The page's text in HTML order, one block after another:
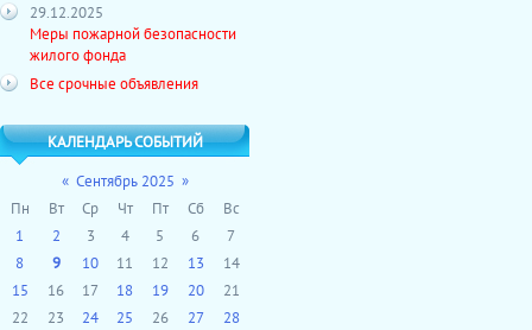
29.12.2025
Меры пожарной безопасности
жилого фонда
Все срочные объявления
КАЛЕНДАРЬ СОБЫТИЙ
« Сентябрь 2025 »
Пн
Вт Ср Чт Пт Сб
Вс
1
2 3 4 5 6
7
8
9 10 11 12 13
14
15
16 17 18 19 20
21
22
23 24 25 26 27
28